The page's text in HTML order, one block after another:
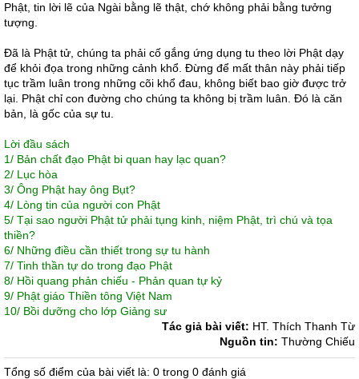
Phật, tin lời lẽ của Ngài bằng lẽ thật, chớ không phải bằng tưởng
tượng.
Đã là Phật tử, chúng ta phải cố gắng ứng dụng tu theo lời Phật dạy
để khỏi đọa trong những cảnh khổ. Đừng để mất thân này phải tiếp
tục trầm luân trong những cõi khổ đau, không biết bao giờ được trở
lại. Phật chỉ con đường cho chúng ta không bị trầm luân. Đó là căn
bản, là gốc của sự tu.
Lời đầu sách
1/ Bản chất đạo Phật bi quan hay lạc quan?
2/ Lục hòa
3/ Ông Phật hay ông Bụt?
4/ Lòng tin của người con Phật
5/ Tại sao người Phật tử phải tụng kinh, niệm Phật, trì chú và tọa
thiền?
6/ Những điều cần thiết trong sự tu hành
7/ Tinh thần tự do trong đạo Phật
8/ Hồi quang phản chiếu - Phản quan tự kỷ
9/ Phật giáo Thiền tông Việt Nam
10/ Bồi dưỡng cho lớp Giảng sư
Tác giả bài viết: HT. Thích Thanh Từ
Nguồn tin: Thường Chiếu
Tổng số điểm của bài viết là: 0 trong 0 đánh giá